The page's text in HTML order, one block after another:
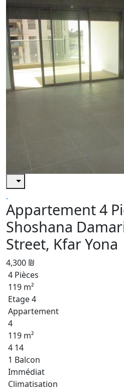
Appartement 4
Shoshana
Street, Kfar Yona
4,300 ₪
4 Pièces
119 m²
Etage 4
Appartement
4
119 m²
4 14
1 Balcon
Immédiat
Climatisation